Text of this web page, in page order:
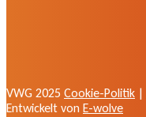
VWG 2025 Cookie-Politik |
Entwickelt von E-wolve